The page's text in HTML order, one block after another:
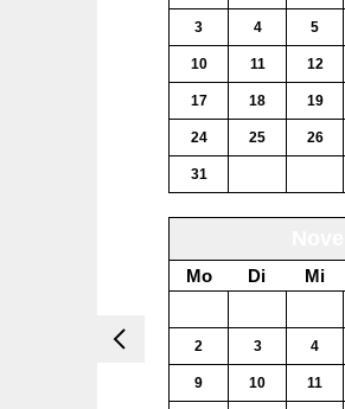
3 4 5
10 11 12
17 18 19
24 25 26
31
Mo Di Mi
2 3 4
9 10 11